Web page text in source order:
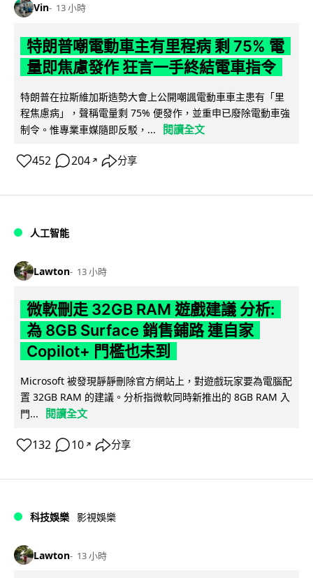
Vin 13 小時
特朗普嘲電動車主有里程病 剩 75% 電
量即焦慮發作 狂言一手終結電車指令
特朗普在拉斯維加斯造勢大會上公開嘲諷電動車車主患有「里
程焦慮病」，聲稱電量剩 75% 便發作，並重申已廢除電動車強
制令。惟專業車媒隨即反駁，...
閱讀全文
452 204 ↗ 分享
人工智能
Lawton 13 小時
微軟刪走 32GB RAM 遊戲建議 分析:
為 8GB Surface 銷售鋪路 連自家
Copilot+ 門檻也未到
Microsoft 被發現靜靜刪除官方網站上，對遊戲玩家要為電腦配
置 32GB RAM 的建議。分析指微軟同時新推出的 8GB RAM 入
門...
閱讀全文
132 10 ↗ 分享
科技娛樂 影視娛樂
Lawton 13 小時